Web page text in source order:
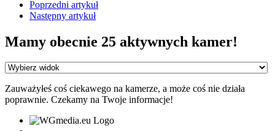
Poprzedni artykuł
Następny artykuł
Mamy obecnie 25 aktywnych kamer!
Zauważyłeś coś ciekawego na kamerze, a może coś nie działa
poprawnie. Czekamy na Twoje informacje!